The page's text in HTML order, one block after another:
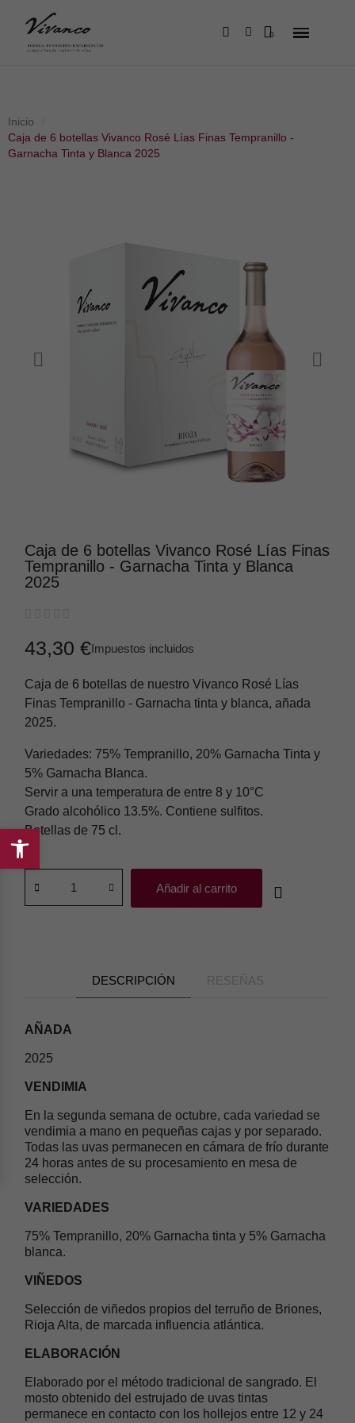
Inicio
Caja de 6 botellas Vivanco Rosé Lías Finas Tempranillo -
Garnacha Tinta y Blanca 2025
Caja de 6 botellas Vivanco Rosé Lías Finas
Tempranillo - Garnacha Tinta y Blanca
2025
43,30 €Impuestos incluidos
Caja de 6 botellas de nuestro Vivanco Rosé Lías
Finas Tempranillo - Garnacha tinta y blanca, añada
2025.
Variedades: 75% Tempranillo, 20% Garnacha Tinta y
5% Garnacha Blanca.
Servir a una temperatura de entre 8 y 10°C
Grado alcohólico 13.5%. Contiene sulfitos.
Botellas de 75 cl.
Añadir al carrito
DESCRIPCIÓN RESEÑAS
AÑADA
2025
VENDIMIA
En la segunda semana de octubre, cada variedad se
vendimia a mano en pequeñas cajas y por separado.
Todas las uvas permanecen en cámara de frío durante
24 horas antes de su procesamiento en mesa de
selección.
VARIEDADES
75% Tempranillo, 20% Garnacha tinta y 5% Garnacha
blanca.
VIÑEDOS
Selección de viñedos propios del terruño de Briones,
Rioja Alta, de marcada influencia atlántica.
ELABORACIÓN
Elaborado por el método tradicional de sangrado. El
mosto obtenido del estrujado de uvas tintas
permanece en contacto con los hollejos entre 12 y 24
Abrir
barra
herramientas